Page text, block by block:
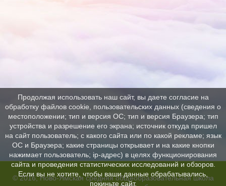
© 2016, Ново-Ямская средняя общеобразовательная школа
Продолжая использовать наш сайт, вы даете согласие на
обработку файлов cookie, пользовательских данных (сведения о
местоположении; тип и версия ОС; тип и версия Браузера; тип
устройства и разрешение его экрана; источник откуда пришел
на сайт пользователь; с какого сайта или по какой рекламе; язык
ОС и Браузера; какие страницы открывает и на какие кнопки
нажимает пользователь; ip-адрес) в целях функционирования
сайта и проведения статистических исследований и обзоров.
Если вы не хотите, чтобы ваши данные обрабатывались,
покиньте сайт.